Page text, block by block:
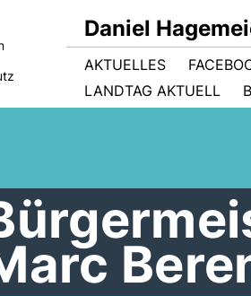
Daniel
AKTUELLES
LANDTAG AKTUELL